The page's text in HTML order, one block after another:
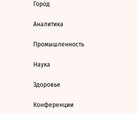
Город
Аналитика
Промышленность
Наука
Здоровье
Конференции